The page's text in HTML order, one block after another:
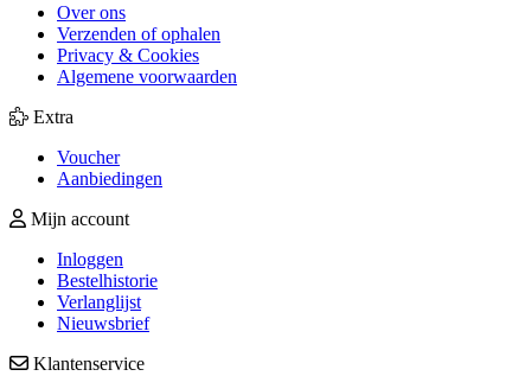
Over ons
Verzenden of ophalen
Privacy & Cookies
Algemene voorwaarden
Extra
Voucher
Aanbiedingen
Mijn account
Inloggen
Bestelhistorie
Verlanglijst
Nieuwsbrief
Klantenservice